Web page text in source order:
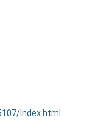
Index.html